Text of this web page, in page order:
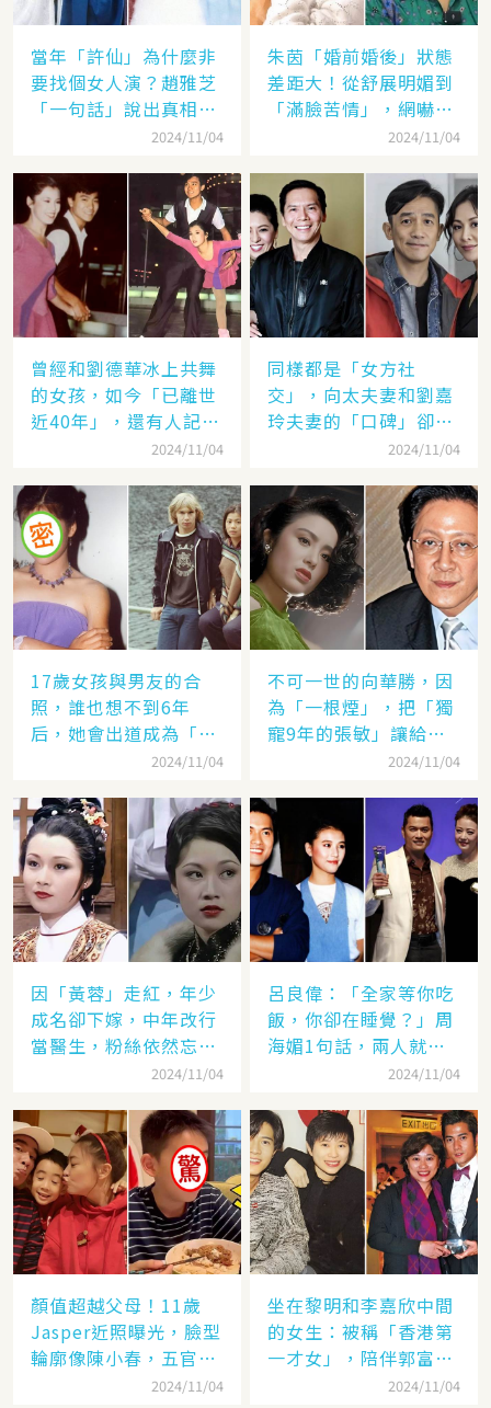
當年「許仙」為什麼非
要找個女人演？趙雅芝
「一句話」說出真相，
網友：葉童太厲害2024/11/04
朱茵「婚前婚後」狀態
差距大！從舒展明媚到
「滿臉苦情」，網嚇：
到底經歷了什麼眼里都
2024/11/04
曾經和劉德華冰上共舞
的女孩，如今「已離世
近40年」，還有人記得
2024/11/04
同樣都是「女方社
交」，向太夫妻和劉嘉
玲夫妻的「口碑」卻差
太遠：聽她們對「另一
2024/11/04
17歲女孩與男友的合
照，誰也想不到6年
后，她會出道成為「香
港當紅女星」，至今都
2024/11/04
不可一世的向華勝，因
為「一根煙」，把「獨
寵9年的張敏」讓給了
2024/11/04
因「黃蓉」走紅，年少
成名卻下嫁，中年改行
當醫生，粉絲依然忘不
2024/11/04
呂良偉：「全家等你吃
飯，你卻在睡覺？」周
海媚1句話，兩人就此
2024/11/04
顏值超越父母！11歲
Jasper近照曝光，臉型
輪廓像陳小春，五官卻
更像應采兒網驚：完美
2024/11/04
坐在黎明和李嘉欣中間
的女生：被稱「香港第
一才女」，陪伴郭富城
「29年」卻看他娶了別
2024/11/04